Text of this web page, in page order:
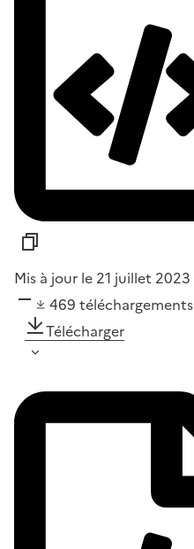
Mis à jour le 21 juillet 2023
469 téléchargements
Télécharger